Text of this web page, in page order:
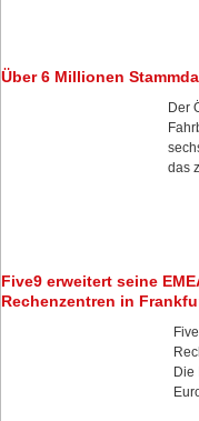
Über 6 Millionen
Der
das
Five9 erweitert seine
Rechenzentren in
Die